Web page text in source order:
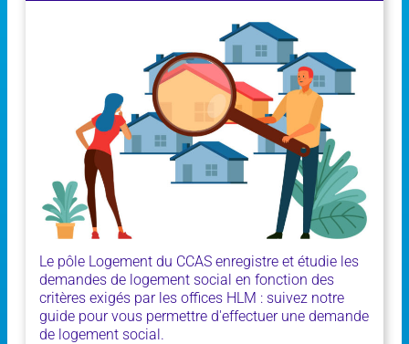
Le pôle Logement du CCAS enregistre et étudie les
demandes de logement social en fonction des
critères exigés par les offices HLM : suivez notre
guide pour vous permettre d'effectuer une demande
de logement social.